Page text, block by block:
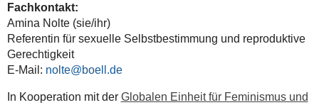
Fachkontakt:
Amina Nolte (sie/ihr)
Referentin für sexuelle Selbstbestimmung und reproduktive
Gerechtigkeit
E-Mail: nolte@boell.de
In Kooperation mit der Globalen Einheit für Feminismus und